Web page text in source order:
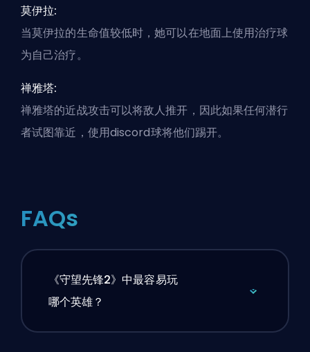
莫伊拉:
当莫伊拉的生命值较低时，她可以在地面上使用治疗球
为自己治疗。
禅雅塔:
禅雅塔的近战攻击可以将敌人推开，因此如果任何潜行
者试图靠近，使用discord球将他们踢开。
FAQs
《守望先锋2》中最容易玩
哪个英雄？